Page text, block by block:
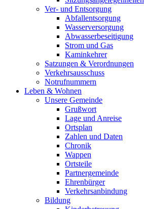
Ver- und Entsorgung
Abfallentsorgung
Wasserversorgung
Abwasserbeseitigung
Strom und Gas
Kaminkehrer
Satzungen & Verordnungen
Verkehrsausschuss
Notrufnummern
Leben & Wohnen
Unsere Gemeinde
Grußwort
Lage und Anreise
Ortsplan
Zahlen und Daten
Chronik
Wappen
Ortsteile
Partnergemeinde
Ehrenbürger
Verkehrsanbindung
Bildung